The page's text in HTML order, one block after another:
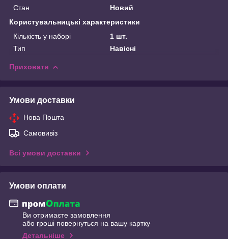
Стан
Новий
Користувальницькі характеристики
Кількість у наборі
1 шт.
Тип
Навісні
Приховати
Умови доставки
Нова Пошта
Самовивіз
Всі умови доставки
Умови оплати
Ви отримаєте замовлення
або гроші повернуться на вашу картку
Детальніше